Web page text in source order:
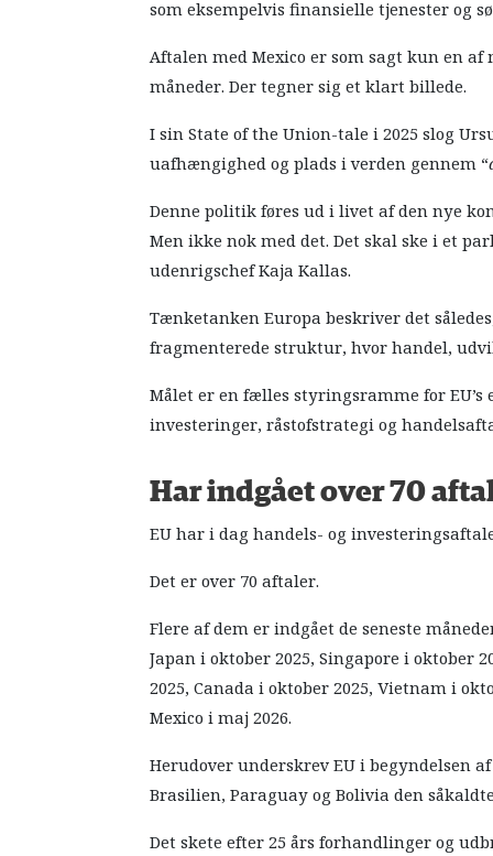
som eksempelvis finansielle tjenester og
Aftalen med Mexico er som sagt kun en
måneder. Der tegner sig et klart billede.
I sin State of the Union-tale i 2025 slog
uafhængighed og plads i verden gennem “
Denne politik føres ud i livet af den nye
Men ikke nok med det. Det skal ske i et
udenrigschef Kaja Kallas.
Tænketanken Europa beskriver det
fragmenterede struktur, hvor handel,
Målet er en fælles styringsramme for
investeringer, råstofstrategi og
Har indgået over 70
EU har i dag handels- og
Det er over 70 aftaler.
Flere af dem er indgået de seneste
Japan i oktober 2025, Singapore i oktober
2025, Canada i oktober 2025, Vietnam i
Mexico i maj 2026.
Herudover underskrev EU i begyndelsen
Brasilien, Paraguay og Bolivia den
Det skete efter 25 års forhandlinger og